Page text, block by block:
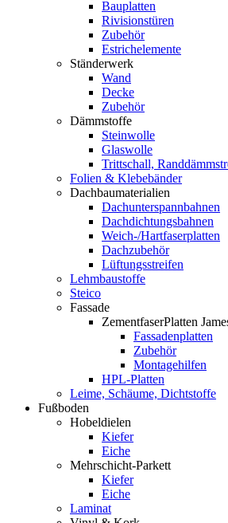
Bauplatten
Rivisionstüren
Zubehör
Estrichelemente
Ständerwerk
Wand
Decke
Zubehör
Dämmstoffe
Steinwolle
Glaswolle
Trittschall,
Folien & Klebebänder
Dachbaumaterialien
Dachunterspannbahnen
Dachdichtungsbahnen
Weich-/Hartfaserplatten
Dachzubehör
Lüftungsstreifen
Lehmbaustoffe
Steico
Fassade
ZementfaserPlatten
Fassadenplatten
Zubehör
Montagehilfen
HPL-Platten
Leime, Schäume, Dichtstoffe
Fußboden
Hobeldielen
Kiefer
Eiche
Mehrschicht-Parkett
Kiefer
Eiche
Laminat